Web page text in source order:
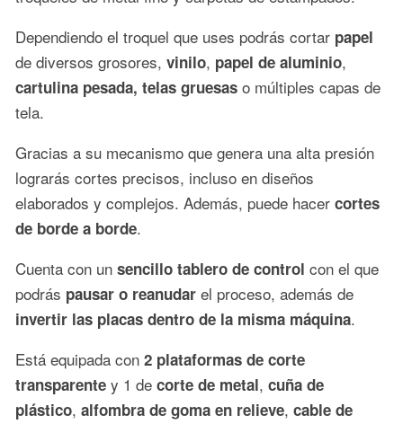
Dependiendo el troquel que uses podrás cortar papel
de diversos grosores, vinilo, papel de aluminio,
cartulina pesada, telas gruesas o múltiples capas de
tela.
Gracias a su mecanismo que genera una alta presión
lograrás cortes precisos, incluso en diseños
elaborados y complejos. Además, puede hacer cortes
de borde a borde.
Cuenta con un sencillo tablero de control con el que
podrás pausar o reanudar el proceso, además de
invertir las placas dentro de la misma máquina.
Está equipada con 2 plataformas de corte
transparente y 1 de corte de metal, cuña de
plástico, alfombra de goma en relieve, cable de